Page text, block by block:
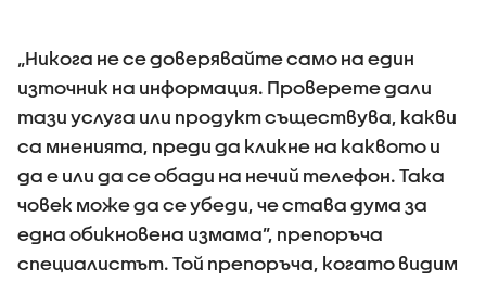
„Никога не се доверявайте само на един
източник на информация. Проверете дали
тази услуга или продукт съществува, какви
са мненията, преди да кликне на каквото и
да е или да се обади на нечий телефон. Така
човек може да се убеди, че става дума за
една обикновена измама”, препоръча
специалистът. Той препоръча, когато видим